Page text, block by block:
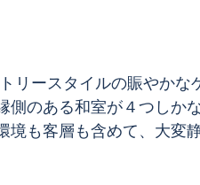
側のある和室が４つしか
境も客層も含めて、大変